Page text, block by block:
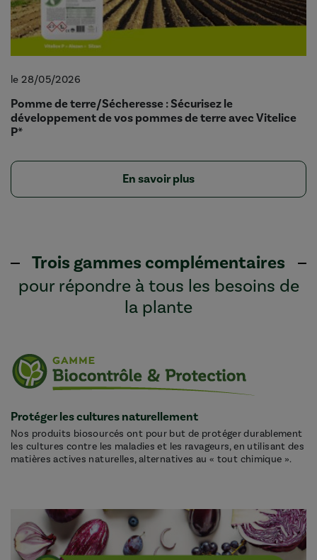
le 28/05/2026
Pomme de terre/Sécheresse : Sécurisez le
développement de vos pommes de terre avec Vitelice
P*
En savoir plus
Trois gammes complémentaires
pour répondre à tous les besoins de
la plante
Protéger les cultures naturellement
Nos produits biosourcés ont pour but de protéger durablement
les cultures contre les maladies et les ravageurs, en utilisant des
matières actives naturelles, alternatives au « tout chimique ».